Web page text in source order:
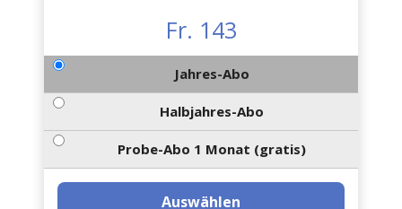
Fr. 143
Jahres-Abo
Halbjahres-Abo
Probe-Abo 1 Monat (gratis)
Auswählen